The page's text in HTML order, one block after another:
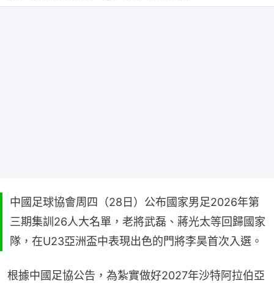
中國足球協會周四（28日）公布國家男足2026年第
三期集訓26人大名單，老將武磊、蔣光太等回歸國家
隊，在U23亞洲盃中表現出色的門將李昊首次入選。
根據中國足協公告，為紮實做好2027年沙特阿拉伯亞